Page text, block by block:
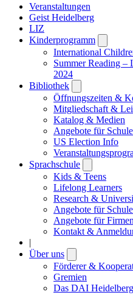
Veranstaltungen
Geist Heidelberg
LIZ
Kinderprogramm
International
Summer Reading
2024
Bibliothek
submenu
Öffnungszeiten &
Mitgliedschaft &
Katalog & Medien
Angebote für
US Election Info
Sprachschule
submenu
Kids & Teens
Lifelong Learners
Research &
Angebote für
Angebote für Firmen
Kontakt &
|
Über uns
submenu
Förderer &
Gremien
Das DAI